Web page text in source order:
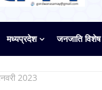
मध्यप्रदेश जनजाति विशेष
2023